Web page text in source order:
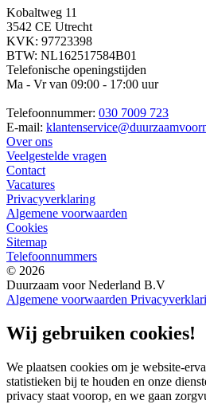
Kobaltweg 11
3542 CE Utrecht
KVK: 97723398
BTW: NL162517584B01
Telefonische openingstijden
Ma - Vr van 09:00 - 17:00 uur
Telefoonnummer: 030 7009 723
E-mail:
Over ons
Veelgestelde vragen
Contact
Vacatures
Privacyverklaring
Algemene voorwaarden
Cookies
Sitemap
Telefoonnummers
© 2026
Duurzaam voor Nederland B.V
Algemene voorwaarden
Wij gebruiken cookies!
We plaatsen cookies om je website-
statistieken bij te houden en onze
privacy staat voorop, en we gaan